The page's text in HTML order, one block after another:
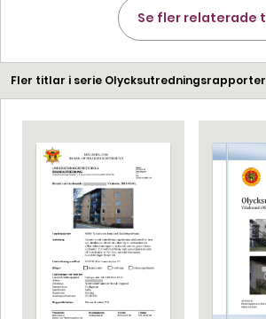
Se fler relaterade
Fler titlar i serie Olycksutredningsrapporter